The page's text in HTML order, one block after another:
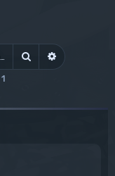
Buscar Búsqueda
1